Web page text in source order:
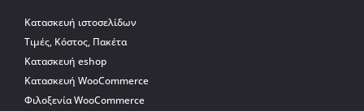
Κατασκευή ιστοσελίδων
Τιμές, Κόστος, Πακέτα
Κατασκευή eshop
Κατασκευή WooCommerce
Φιλοξενία WooCommerce